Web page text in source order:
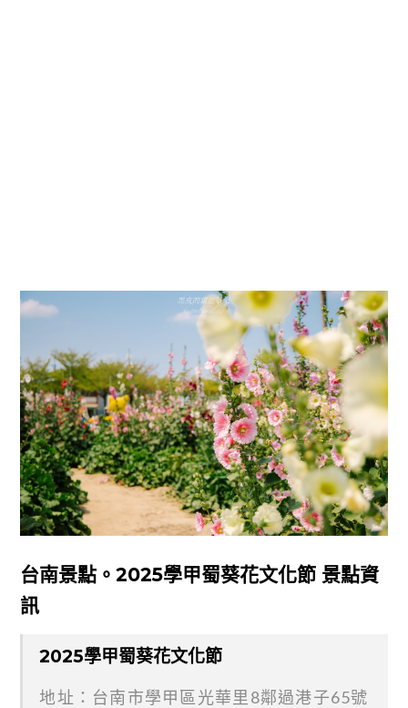
台南景點。2025學甲蜀葵花文化節 景點資
訊
2025學甲蜀葵花文化節
地址：台南市學甲區光華里8鄰過港子65號